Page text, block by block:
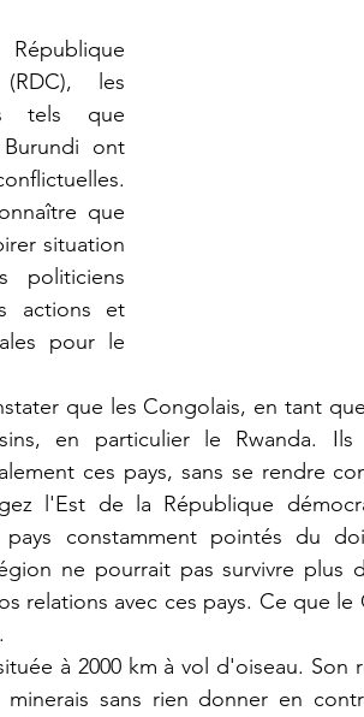
les
tels que
ont
que
situation
politiciens
actions et
pour le
que les Congolais, en tant
en particulier le Rwanda.
ces pays, sans se rendre
l'Est de la République
constamment pointés du
ne pourrait pas survivre plus
relations avec ces pays. Ce que
à 2000 km à vol d'oiseau. Son
sans rien donner en